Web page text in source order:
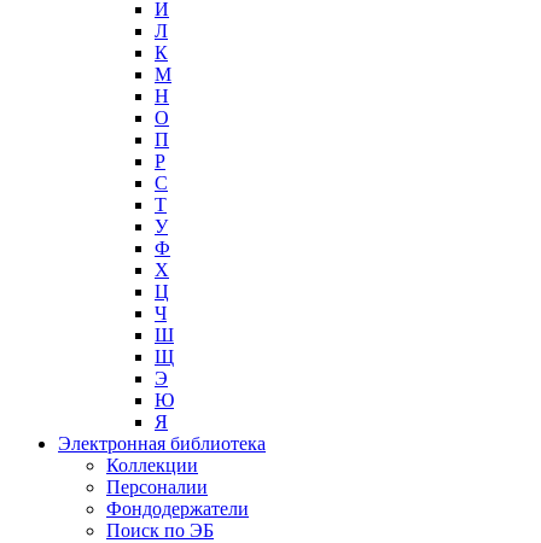
И
Л
К
М
Н
О
П
Р
С
Т
У
Ф
Х
Ц
Ч
Ш
Щ
Э
Ю
Я
Электронная библиотека
Коллекции
Персоналии
Фондодержатели
Поиск по ЭБ